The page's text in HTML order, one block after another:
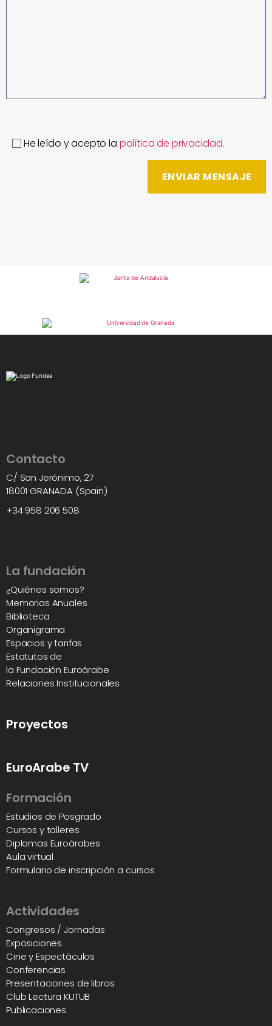
He leído y acepto la política de privacidad.
Contacto
C/ San Jerónimo, 27
18001 GRANADA (Spain)
+34 958 206 508
La fundación
¿Quiénes somos?
Memorias Anuales
Biblioteca
Organigrama
Espacios y tarifas
Estatutos de
la Fundación Euroárabe
Relaciones Institucionales
Proyectos
EuroArabe TV
Formación
Estudios de Posgrado
Cursos y talleres
Diplomas Euroárabes
Aula virtual
Formulario de inscripción a cursos
Actividades
Congresos / Jornadas
Exposiciones
Cine y Espectáculos
Conferencias
Presentaciones de libros
Club Lectura KUTUB
Publicaciones